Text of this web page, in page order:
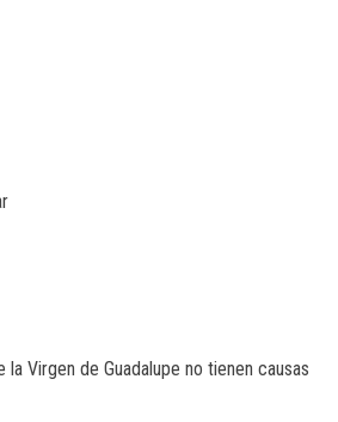
la Virgen de Guadalupe no tienen causas